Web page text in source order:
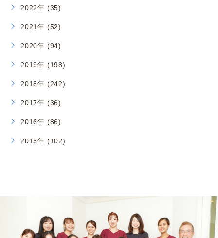
2022年 (35)
2021年 (52)
2020年 (94)
2019年 (198)
2018年 (242)
2017年 (36)
2016年 (86)
2015年 (102)